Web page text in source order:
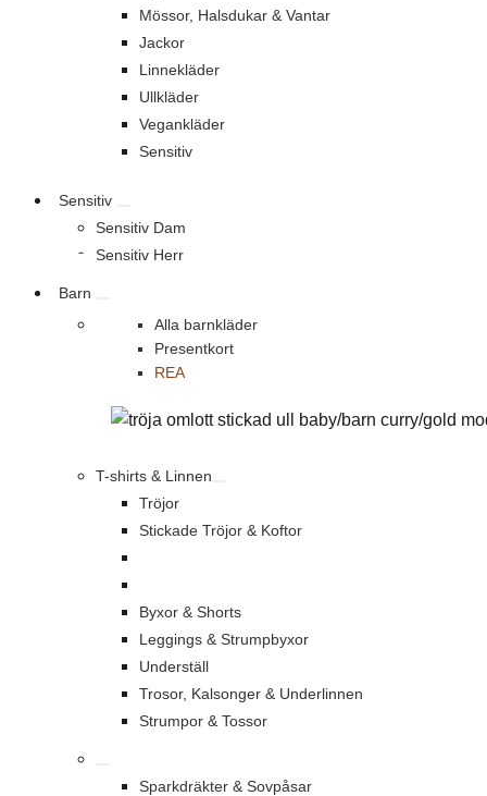
Mössor, Halsdukar & Vantar
Jackor
Linnekläder
Ullkläder
Vegankläder
Sensitiv
Sensitiv
Sensitiv Dam
Sensitiv Herr
Barn
Alla barnkläder
Presentkort
REA
T-shirts & Linnen
Tröjor
Stickade Tröjor & Koftor
Byxor & Shorts
Leggings & Strumpbyxor
Underställ
Trosor, Kalsonger & Underlinnen
Strumpor & Tossor
Sparkdräkter & Sovpåsar